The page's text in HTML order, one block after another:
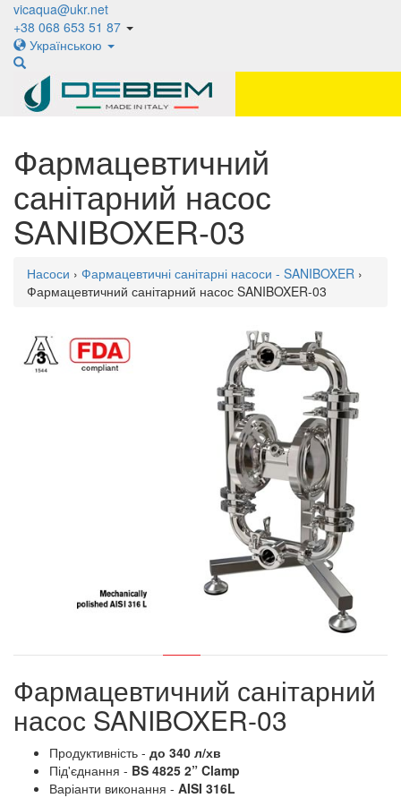
vicaqua@ukr.net
+38 068 653 51 87
Українською
Фармацевтичний
санітарний насос
SANIBOXER-03
Насоси › Фармацевтичні санітарні насоси - SANIBOXER ›
Фармацевтичний санітарний насос SANIBOXER-03
Фармацевтичний санітарний
насос SANIBOXER-03
Продуктивність - до 340 л/хв
Під'єднання - BS 4825 2” Clamp
Варіанти виконання - AISI 316L